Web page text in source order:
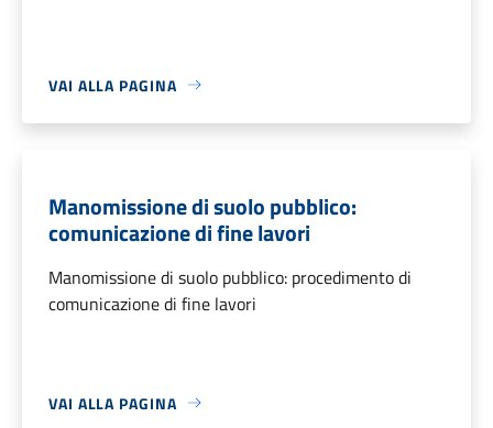
VAI ALLA PAGINA
Manomissione di suolo pubblico:
comunicazione di fine lavori
Manomissione di suolo pubblico: procedimento di
comunicazione di fine lavori
VAI ALLA PAGINA